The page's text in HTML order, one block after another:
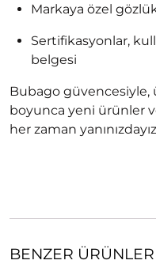
Markaya özel
Sertifikasyonlar,
belgesi
Bubago güvencesiyle,
boyunca yeni ürünler
her zaman
BENZER ÜRÜNLER